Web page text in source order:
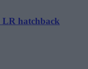
hatchback